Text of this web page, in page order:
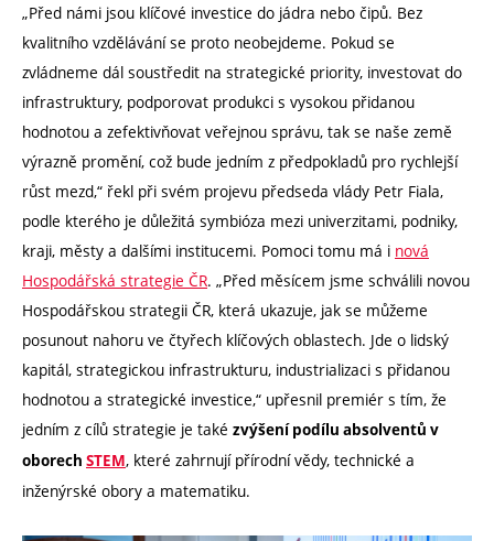
„Před námi jsou klíčové investice do jádra nebo čipů. Bez
kvalitního vzdělávání se proto neobejdeme. Pokud se
zvládneme dál soustředit na strategické priority, investovat do
infrastruktury, podporovat produkci s vysokou přidanou
hodnotou a zefektivňovat veřejnou správu, tak se naše země
výrazně promění, což bude jedním z předpokladů pro rychlejší
růst mezd,“ řekl při svém projevu předseda vlády Petr Fiala,
podle kterého je důležitá symbióza mezi univerzitami, podniky,
kraji, městy a dalšími institucemi. Pomoci tomu má i nová
Hospodářská strategie ČR. „Před měsícem jsme schválili novou
Hospodářskou strategii ČR, která ukazuje, jak se můžeme
posunout nahoru ve čtyřech klíčových oblastech. Jde o lidský
kapitál, strategickou infrastrukturu, industrializaci s přidanou
hodnotou a strategické investice,“ upřesnil premiér s tím, že
jedním z cílů strategie je také zvýšení podílu absolventů v
oborech STEM, které zahrnují přírodní vědy, technické a
inženýrské obory a matematiku.